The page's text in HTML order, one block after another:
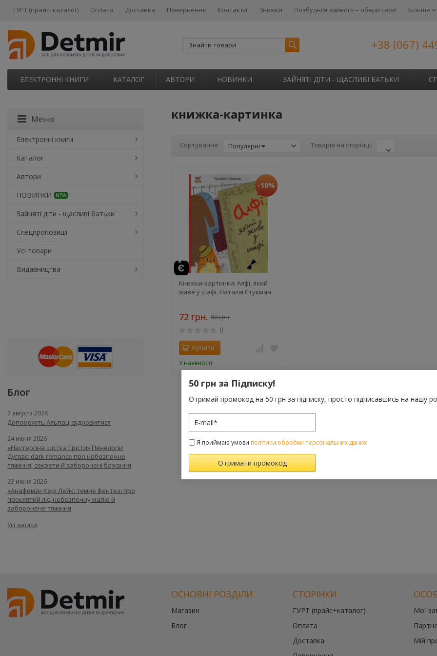
ГУРТ (прайс+каталог) Оплата Доставка Повернення Контакти Знижки Позбудься зайвого – обери своє! Більше
+38 (067)
ЕЛЕКТРОННІ КНИГИ КАТАЛОГ АВТОРИ НОВИНКИ ЗАЙНЯТІ ДІТИ - ЩАСЛИВІ БАТЬКИ
книжка-картинка
Сортування: Популярні Товарів на сторінці:
-10%
Книжки-картинки: Алфі, який
живе у шафі. Наталія Стукман
72 грн. 80 грн.
0
Купити
У наявності
Меню
Електронні книги
Каталог
Автори
НОВИНКИ
NEW
Зайняті діти - щасливі батьки
Спецпропозиції
Усі товари
Видавництва
Блог
7 августа 2026
Допоможіть Альпаці відновитися
24 июня 2026
«Нестерпна шістка Трісти» Пенелопи
Дуглас: dark romance про небезпечне
тяжіння, секрети й заборонені бажання
23 июня 2026
«Анафема» Кері Лейк: темне фентезі про
проклятий ліс, небезпечну магію й
заборонене тяжіння
Усі записи
ОСНОВНІ РОЗДІЛИ
Магазин
Блог
СТОРІНКИ
ГУРТ (прайс+каталог)
Оплата
Доставка
Мої
Мій
50 грн за Підписку!
Отримай промокод на 50 грн за підписку, просто підписавшись на нашу
Я приймаю умови політики обробки персональних даних